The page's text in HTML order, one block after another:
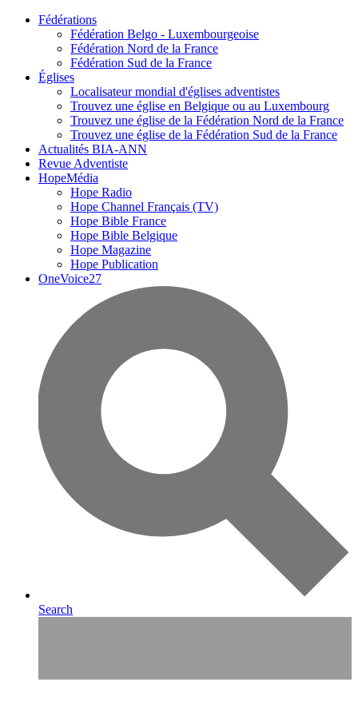
Fédérations
Fédération Belgo - Luxembourgeoise
Fédération Nord de la France
Fédération Sud de la France
Églises
Localisateur mondial d'églises adventistes
Trouvez une église en Belgique ou au Luxembourg
Trouvez une église de la Fédération Nord de la France
Trouvez une église de la Fédération Sud de la France
Actualités BIA-ANN
Revue Adventiste
HopeMédia
Hope Radio
Hope Channel Français (TV)
Hope Bible France
Hope Bible Belgique
Hope Magazine
Hope Publication
OneVoice27
Search